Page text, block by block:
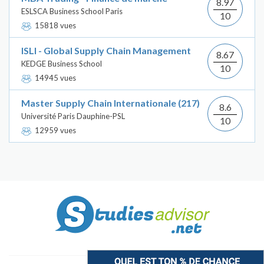
ESLSCA Business School Paris
15818 vues
10
ISLI - Global Supply Chain Management
KEDGE Business School
14945 vues
8.67
10
Master Supply Chain Internationale (217)
Université Paris Dauphine-PSL
12959 vues
8.6
10